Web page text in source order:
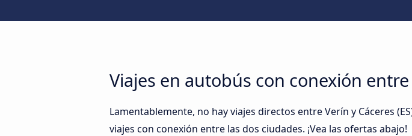
Viajes en autobús con conexión entre
Lamentablemente, no hay viajes directos entre Verín y Cáceres‎‎
viajes con conexión entre las dos ciudades. ¡Vea las ofertas abajo!